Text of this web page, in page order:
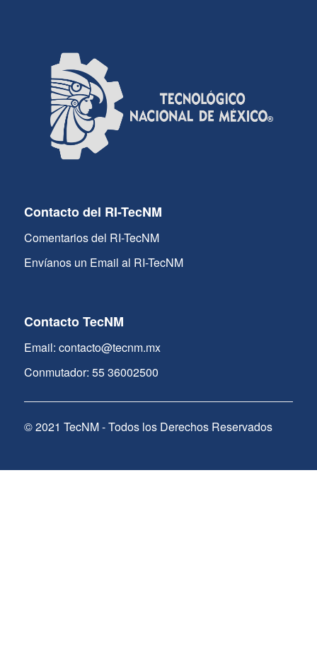
Contacto del RI-TecNM
Comentarios del RI-TecNM
Envíanos un Email al RI-TecNM
Contacto TecNM
Email: contacto@tecnm.mx
Conmutador: 55 36002500
© 2021 TecNM - Todos los Derechos Reservados